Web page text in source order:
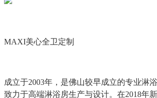
MAXI美心全卫定制
成立于2003年，是佛山较早成立的专业淋
致力于高端淋浴房生产与设计。在2018年